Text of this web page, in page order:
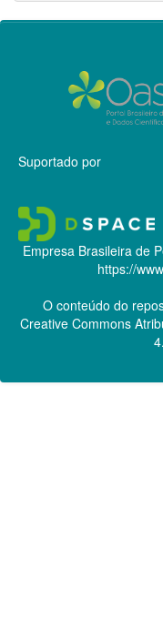
Suportado por
Empresa Brasileira de
https://
O conteúdo do
Creative Commons